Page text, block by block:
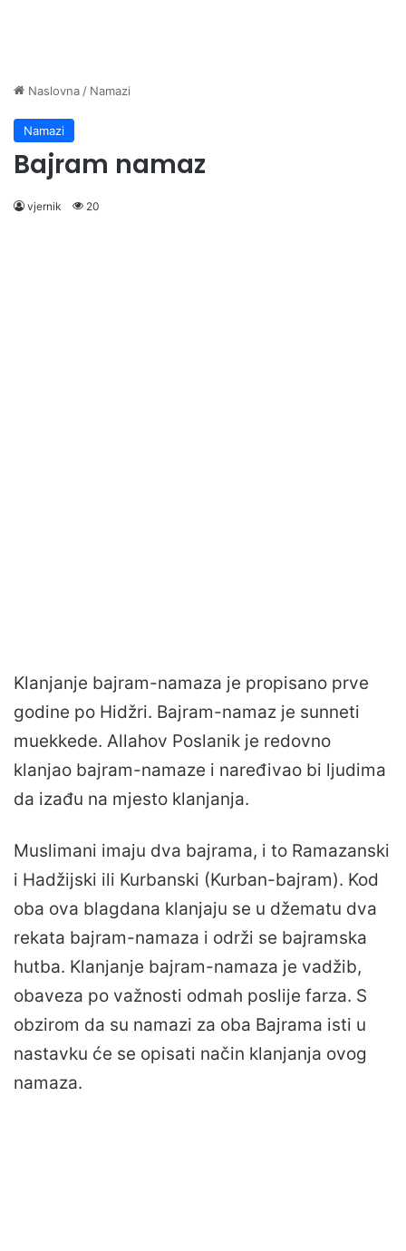
Naslovna / Namazi
Namazi
Bajram namaz
vjernik 20
Klanjanje bajram-namaza je propisano prve
godine po Hidžri. Bajram-namaz je sunneti
muekkede. Allahov Poslanik je redovno
klanjao bajram-namaze i naređivao bi ljudima
da izađu na mjesto klanjanja.
Muslimani imaju dva bajrama, i to Ramazanski
i Hadžijski ili Kurbanski (Kurban-bajram). Kod
oba ova blagdana klanjaju se u džematu dva
rekata bajram-namaza i održi se bajramska
hutba. Klanjanje bajram-namaza je vadžib,
obaveza po važnosti odmah poslije farza. S
obzirom da su namazi za oba Bajrama isti u
nastavku će se opisati način klanjanja ovog
namaza.